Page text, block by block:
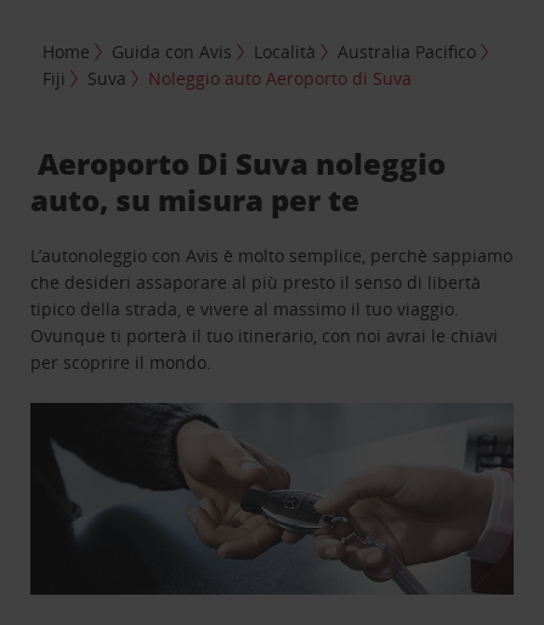
Home Guida con Avis Località
Australia Pacifico
Fiji
Suva Noleggio auto Aeroporto di Suva
Aeroporto Di Suva noleggio
auto, su misura per te
L’autonoleggio con Avis è molto semplice, perchè sappiamo
che desideri assaporare al più presto il senso di libertà
tipico della strada, e vivere al massimo il tuo viaggio.
Ovunque ti porterà il tuo itinerario, con noi avrai le chiavi
per scoprire il mondo.